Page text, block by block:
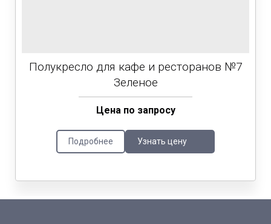
Полукресло для кафе и ресторанов №7
Зеленое
Цена по запросу
Подробнее Узнать цену